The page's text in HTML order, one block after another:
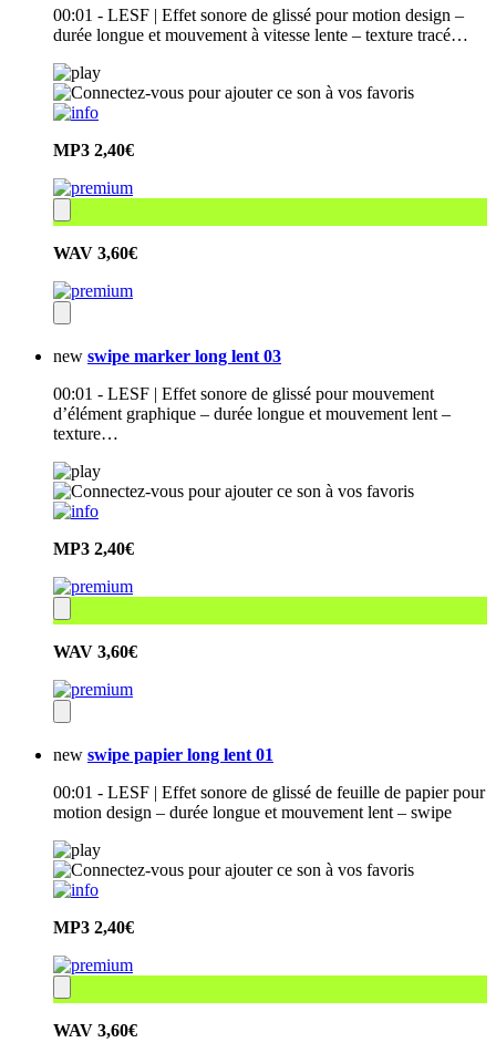
00:01 - LESF | Effet sonore de glissé pour motion design –
durée longue et mouvement à vitesse lente – texture tracé…
MP3 2,40€
WAV 3,60€
new swipe marker long lent 03
00:01 - LESF | Effet sonore de glissé pour mouvement
d’élément graphique – durée longue et mouvement lent –
texture…
MP3 2,40€
WAV 3,60€
new swipe papier long lent 01
00:01 - LESF | Effet sonore de glissé de feuille de papier pour
motion design – durée longue et mouvement lent – swipe
MP3 2,40€
WAV 3,60€